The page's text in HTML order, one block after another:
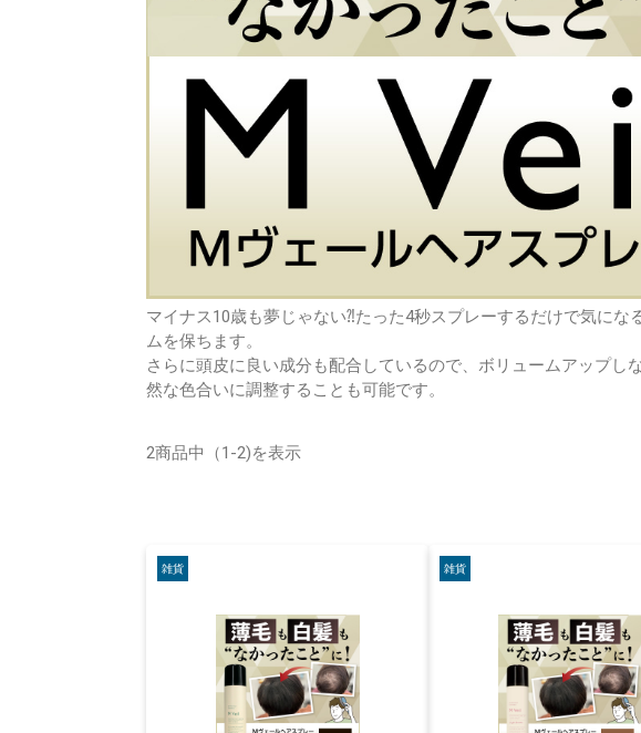
マイナス10歳も夢じゃない⁈たった4秒スプレーするだけで気に
ムを保ちます。
さらに頭皮に良い成分も配合しているので、ボリュームアップ
然な色合いに調整することも可能です。
2商品中（1-2)を表示
雑貨 雑貨